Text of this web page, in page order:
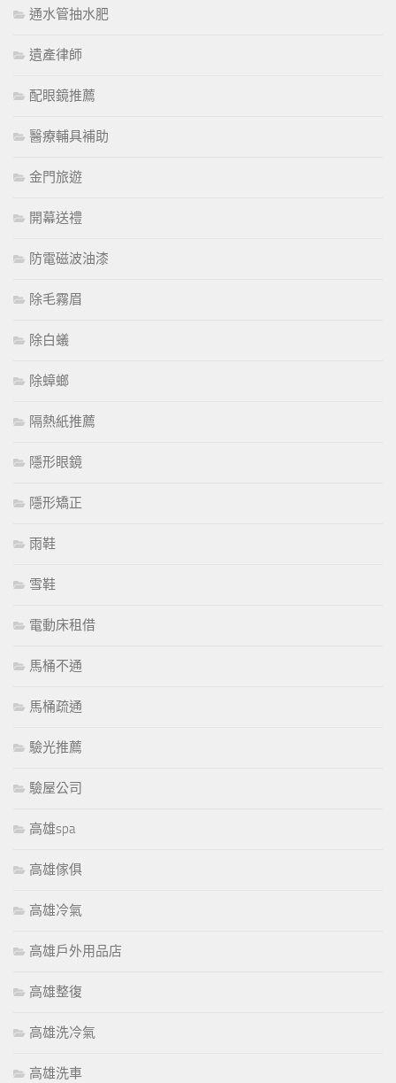
通水管抽水肥
遺產律師
配眼鏡推薦
醫療輔具補助
金門旅遊
開幕送禮
防電磁波油漆
除毛霧眉
除白蟻
除蟑螂
隔熱紙推薦
隱形眼鏡
隱形矯正
雨鞋
雪鞋
電動床租借
馬桶不通
馬桶疏通
驗光推薦
驗屋公司
高雄spa
高雄傢俱
高雄冷氣
高雄戶外用品店
高雄整復
高雄洗冷氣
高雄洗車